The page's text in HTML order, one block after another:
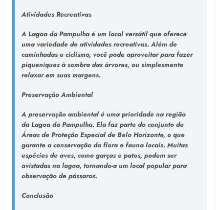
Atividades Recreativas
A Lagoa da Pampulha é um local versátil que oferece
uma variedade de atividades recreativas. Além de
caminhadas e ciclismo, você pode aproveitar para fazer
piqueniques à sombra das árvores, ou simplesmente
relaxar em suas margens.
Preservação Ambiental
A preservação ambiental é uma prioridade na região
da Lagoa da Pampulha. Ela faz parte do conjunto de
Áreas de Proteção Especial de Belo Horizonte, o que
garante a conservação da flora e fauna locais. Muitas
espécies de aves, como garças e patos, podem ser
avistadas na lagoa, tornando-a um local popular para
observação de pássaros.
Conclusão